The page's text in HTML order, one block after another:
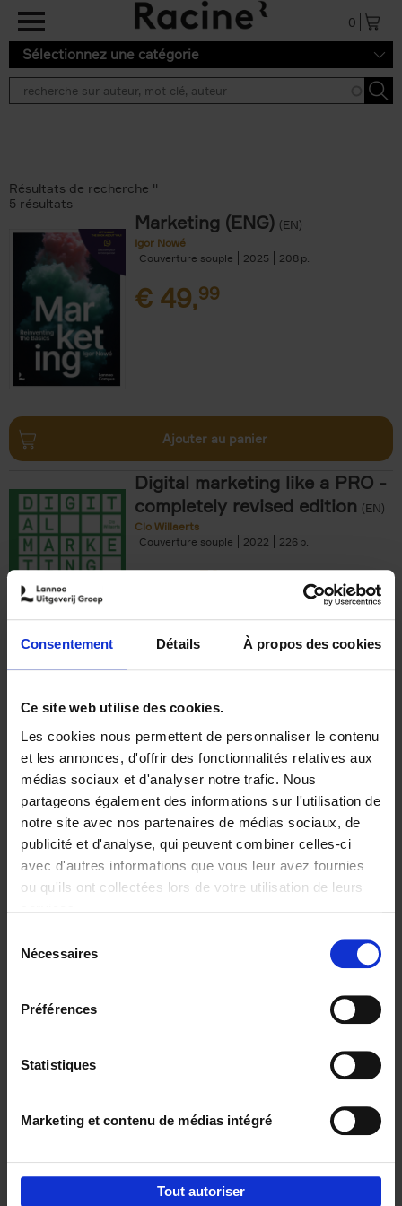
Consentement Détails À propos des cookies
Ce site web utilise des cookies.
Les cookies nous permettent de personnaliser le contenu
et les annonces, d'offrir des fonctionnalités relatives aux
médias sociaux et d'analyser notre trafic. Nous
partageons également des informations sur l'utilisation de
notre site avec nos partenaires de médias sociaux, de
publicité et d'analyse, qui peuvent combiner celles-ci
avec d'autres informations que vous leur avez fournies
ou qu'ils ont collectées lors de votre utilisation de leurs
Nécessaires
Préférences
Statistiques
Marketing et contenu de médias intégré
Tout autoriser
Aller au contenu principal
0
Sélectionnez une catégorie
Résultats de recherche ''
5 résultats
Marketing (ENG) (EN)
Igor Nowé
Couverture souple
2025 208
€ 49,99
Ajouter au panier
Digital marketing like a PRO -
completely revised edition (EN)
Clo Willaerts
Couverture souple
2022 226
€35,50
The Offer You Can't
Refuse
Steven Van Belleghem
Couverture souple
2020 256
€37,50
Building Bonds = Building